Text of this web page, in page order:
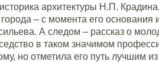
архитектуры Н.П.
– с момента его
А следом – рассказ о
в таком значимом
но отметила его путь лучшим